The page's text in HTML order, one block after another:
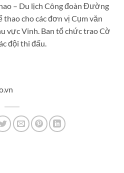
– Du lịch Công đoàn Đường
cho các đơn vị Cụm văn
vực Vinh. Ban tổ chức trao Cờ
đội thi đấu.